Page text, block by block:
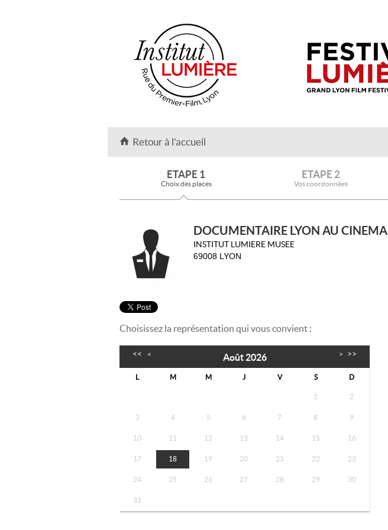
Retour à l'accueil
ETAPE 1
Choix des places
ETAPE 2
Vos coordonnées
DOCUMENTAIRE LYON AU CINEMA
INSTITUT LUMIERE MUSEE
69008 LYON
Choisissez la représentation qui vous convient :
Août 2026
<< < >>
>
L M M J V S D
1 2
3 4 5 6 7 8 9
10 11 12 13 14 15 16
17 18 19 20 21 22 23
24 25 26 27 28 29 30
31